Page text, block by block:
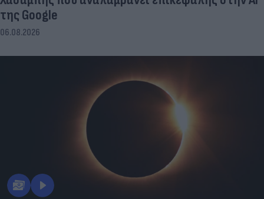
της Google
06.08.2026